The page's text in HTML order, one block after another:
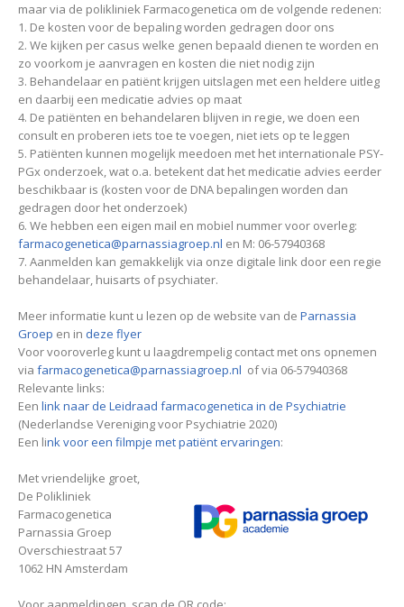
maar via de polikliniek Farmacogenetica om de volgende redenen:
1. De kosten voor de bepaling worden gedragen door ons
2. We kijken per casus welke genen bepaald dienen te worden en
zo voorkom je aanvragen en kosten die niet nodig zijn
3. Behandelaar en patiënt krijgen uitslagen met een heldere uitleg
en daarbij een medicatie advies op maat
4. De patiënten en behandelaren blijven in regie, we doen een
consult en proberen iets toe te voegen, niet iets op te leggen
5. Patiënten kunnen mogelijk meedoen met het internationale PSY-
PGx onderzoek, wat o.a. betekent dat het medicatie advies eerder
beschikbaar is (kosten voor de DNA bepalingen worden dan
gedragen door het onderzoek)
6. We hebben een eigen mail en mobiel nummer voor overleg:
farmacogenetica@parnassiagroep.nl en M: 06-57940368
7. Aanmelden kan gemakkelijk via onze digitale link door een regie
behandelaar, huisarts of psychiater.
Meer informatie kunt u lezen op de website van de Parnassia
Groep en in deze flyer
Voor vooroverleg kunt u laagdrempelig contact met ons opnemen
via farmacogenetica@parnassiagroep.nl of via 06-57940368
Relevante links:
Een link naar de Leidraad farmacogenetica in de Psychiatrie
(Nederlandse Vereniging voor Psychiatrie 2020)
Een link voor een filmpje met patiënt ervaringen:
Met vriendelijke groet,
De Polikliniek
Farmacogenetica
Parnassia Groep
Overschiestraat 57
1062 HN Amsterdam